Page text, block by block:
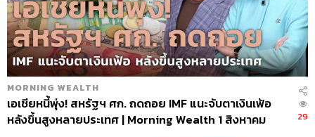
MORNING WEALTH
เอเชียหนี้พุ่ง! สหรัฐฯ ศก. ถดถอย IMF แนะจับตาเงินเฟ้อ
หลังขึ้นสูงหลายประเทศ | Morning Wealth 1 สิงหาคม
29